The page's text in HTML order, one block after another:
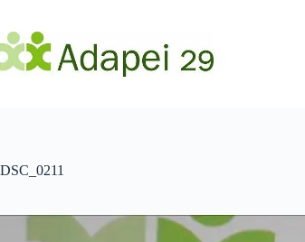
contenu
DSC_0211